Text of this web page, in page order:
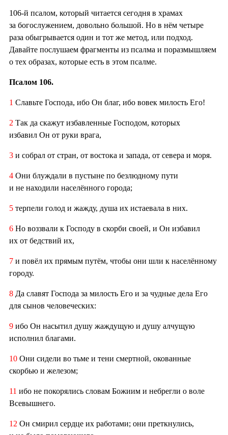
106-й псалом, который читается сегодня в храмах
за богослужением, довольно большой. Но в нём четыре
раза обыгрывается один и тот же метод, или подход.
Давайте послушаем фрагменты из псалма и поразмышляем
о тех образах, которые есть в этом псалме.
Псалом 106.
1 Славьте Господа, ибо Он благ, ибо вовек милость Его!
2 Так да скажут избавленные Господом, которых
избавил Он от руки врага,
3 и собрал от стран, от востока и запада, от севера и моря.
4 Они блуждали в пустыне по безлюдному пути
и не находили населённого города;
5 терпели голод и жажду, душа их истаевала в них.
6 Но воззвали к Господу в скорби своей, и Он избавил
их от бедствий их,
7 и повёл их прямым путём, чтобы они шли к населённому
городу.
8 Да славят Господа за милость Его и за чудные дела Его
для сынов человеческих:
9 ибо Он насытил душу жаждущую и душу алчущую
исполнил благами.
10 Они сидели во тьме и тени смертной, окованные
скорбью и железом;
11 ибо не покорялись словам Божиим и небрегли о воле
Всевышнего.
12 Он смирил сердце их работами; они преткнулись,